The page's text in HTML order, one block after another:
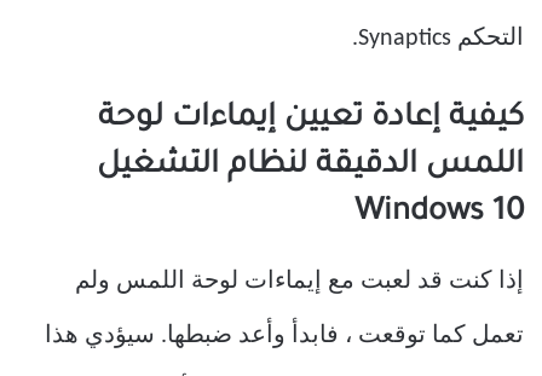
التحكم Synaptics.
كيفية إعادة تعيين إيماءات لوحة
اللمس الدقيقة لنظام التشغيل
Windows 10
إذا كنت قد لعبت مع إيماءات لوحة اللمس ولم
تعمل كما توقعت ، فابدأ وأعد ضبطها. سيؤدي هذا